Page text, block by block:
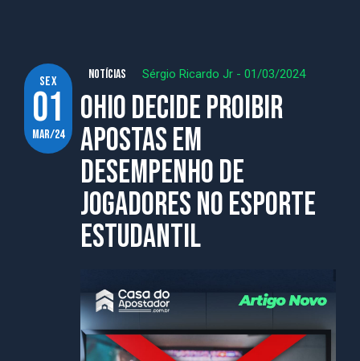
sex
01
mar/24
NOTÍCIAS Sérgio Ricardo Jr - 01/03/2024
Ohio decide proibir
apostas em
desempenho de
jogadores no esporte
estudantil